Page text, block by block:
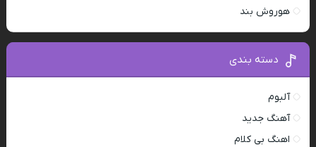
هوروش بند
دسته بندی
آلبوم
آهنگ جدید
اهنگ بی کلام